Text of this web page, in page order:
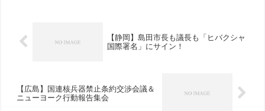
【静岡】島田市長も議長も「ヒバクシャ
国際署名」にサイン！
【広島】国連核兵器禁止条約交渉会議＆
ニューヨーク行動報告集会